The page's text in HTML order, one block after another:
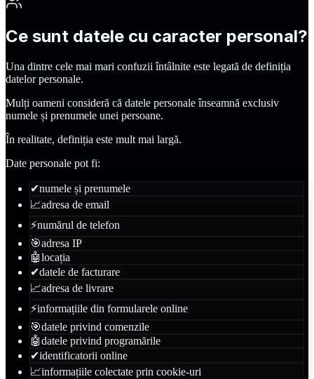
Ce sunt datele cu caracter personal?
Una dintre cele mai mari confuzii întâlnite este legată de definiția
datelor personale.
Mulți oameni consideră că datele personale înseamnă exclusiv
numele și prenumele unei persoane.
În realitate, definiția este mult mai largă.
Date personale pot fi:
✔numele și prenumele
📈adresa de email
⚡numărul de telefon
🎯adresa IP
🤖locația
✔datele de facturare
📈adresa de livrare
⚡informațiile din formularele online
🎯datele privind comenzile
🤖datele privind programările
✔identificatorii online
📈informațiile colectate prin cookie-uri